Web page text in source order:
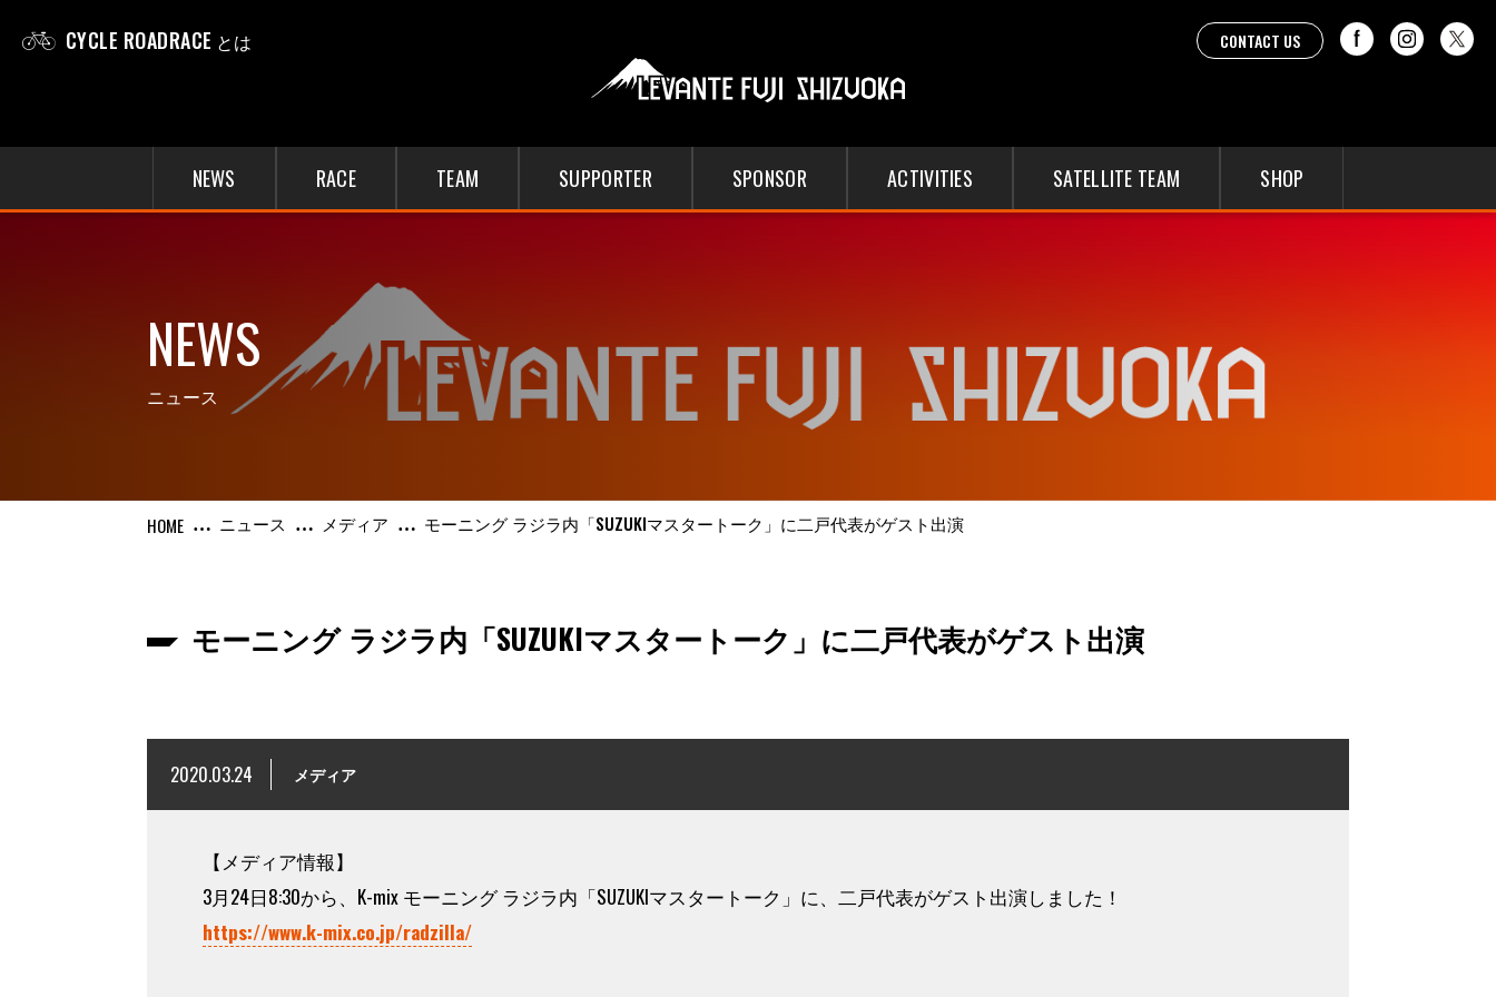
CYCLE ROADRACE とは CONTACT US
NEWS RACE TEAM SUPPORTER SPONSOR ACTIVITIES SATELLITE TEAM SHOP
NEWS
ニュース
ニュース メディア モーニング ラジラ内「SUZUKIマスタートーク」に二戸代表がゲスト出演
モーニング ラジラ内「SUZUKIマスタートーク」に二戸代表がゲスト出演
2020.03.24 メディア
【メディア情報】
3月24日8:30から、K-mix モーニング ラジラ内「SUZUKIマスタートーク」に、二戸代表がゲスト出演しました！
https://www.k-mix.co.jp/radzilla/